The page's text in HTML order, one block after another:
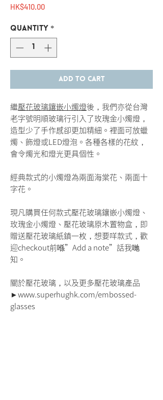
HK$410.00Price
Quantity *
Add to Cart
繼壓花玻璃鑲嵌小燭燈後，我們亦從台灣
老字號明順玻璃行引入了玫瑰金小燭燈，
造型少了手作感卻更加精細。裡面可放蠟
燭、飾燈或LED燈泡。各種各樣的花紋，
會令燭光和燈光更具個性。
經典款式的小燭燈為兩面海棠花、兩面十
字花。
現凡購買任何款式壓花玻璃鑲嵌小燭燈、
玫瑰金小燭燈、壓花玻璃原木置物盒，即
贈送壓花玻璃紙鎮一枚，想要咩款式，歡
迎checkout前喺”Add a note”話我哋
知。
關於壓花玻璃，以及更多壓花玻璃產品
►www.superhughk.com/embossed-
glasses